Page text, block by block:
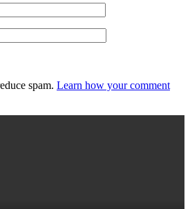
spam. Learn how your comment